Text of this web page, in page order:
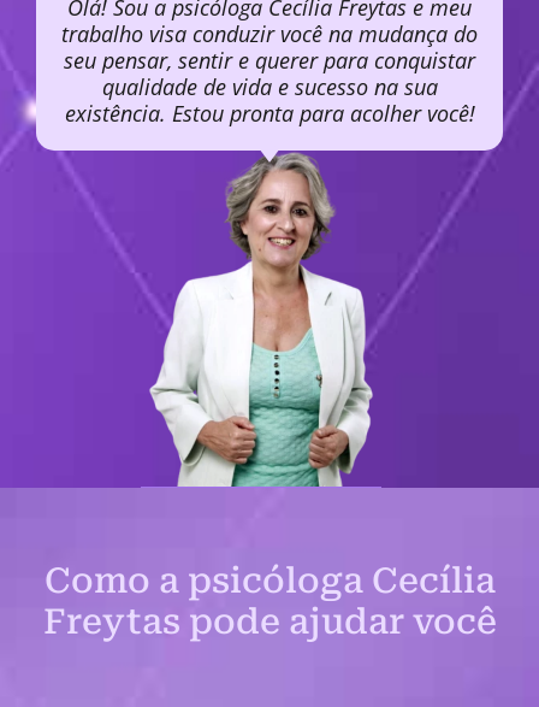
Olá! Sou a psicóloga Cecília Freytas e meu
trabalho visa conduzir você na mudança do
seu pensar, sentir e querer para conquistar
qualidade de vida e sucesso na sua
existência. Estou pronta para acolher você!
Como a psicóloga Cecília
Freytas pode ajudar você